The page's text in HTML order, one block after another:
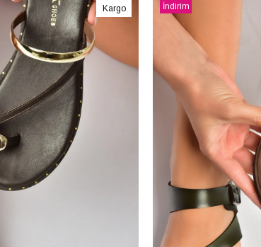
Kargo
İndirim
%20İndirim